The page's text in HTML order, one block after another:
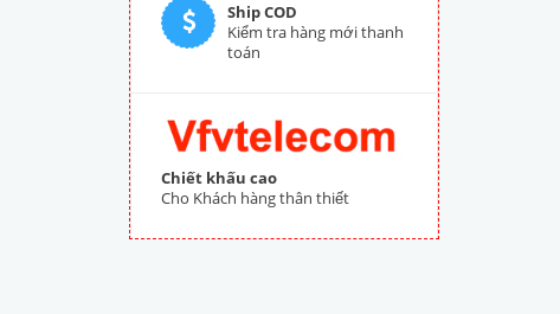
Ship COD
Kiểm tra hàng mới thanh
toán
Chiết khấu cao
Cho Khách hàng thân thiết